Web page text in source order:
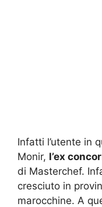
Infatti l’utente in
Monir, l’ex
di Masterchef.
cresciuto in
marocchine. A